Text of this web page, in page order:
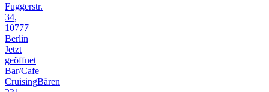
Fuggerstr.
34,
10777
Berlin
Jetzt
geöffnet
Bar/Cafe
CruisingBären